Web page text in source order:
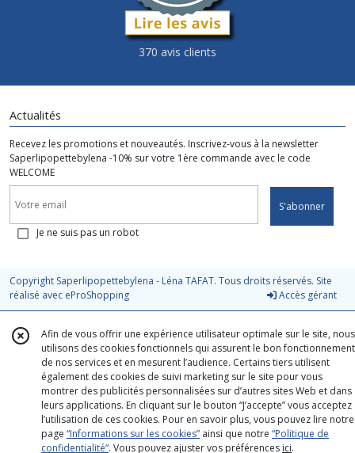
370 avis clients
Actualités
Recevez les promotions et nouveautés. Inscrivez-vous à la newsletter
Saperlipopettebylena -10% sur votre 1ère commande avec le code
WELCOME
S'abonner
Je ne suis pas un robot
Copyright Saperlipopettebylena - Léna TAFAT. Tous droits réservés. Site
réalisé avec eProShopping Accès gérant
Afin de vous offrir une expérience utilisateur optimale sur le site, nous
utilisons des cookies fonctionnels qui assurent le bon fonctionnement
de nos services et en mesurent l’audience. Certains tiers utilisent
également des cookies de suivi marketing sur le site pour vous
montrer des publicités personnalisées sur d’autres sites Web et dans
leurs applications. En cliquant sur le bouton “J’accepte” vous acceptez
l’utilisation de ces cookies. Pour en savoir plus, vous pouvez lire notre
page “Informations sur les cookies” ainsi que notre “Politique de
confidentialité“. Vous pouvez ajuster vos préférences ici.